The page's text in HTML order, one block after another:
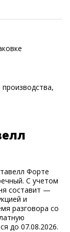
Форте
С учетом
составит —
и
разговора со
до 07.08.2026.